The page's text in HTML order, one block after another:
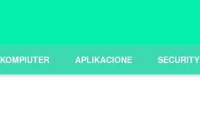
KOMPIUTER APLIKACIONE SECURITY